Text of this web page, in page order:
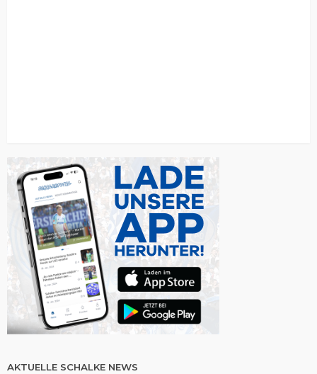
AKTUELLE SCHALKE NEWS